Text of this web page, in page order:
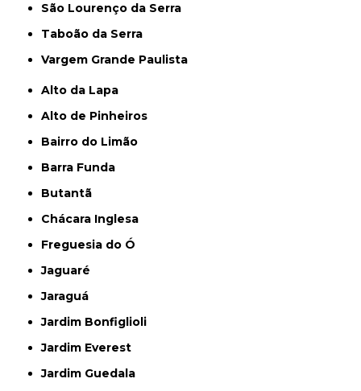
São Lourenço da Serra
Taboão da Serra
Vargem Grande Paulista
Alto da Lapa
Alto de Pinheiros
Bairro do Limão
Barra Funda
Butantã
Chácara Inglesa
Freguesia do Ó
Jaguaré
Jaraguá
Jardim Bonfiglioli
Jardim Everest
Jardim Guedala